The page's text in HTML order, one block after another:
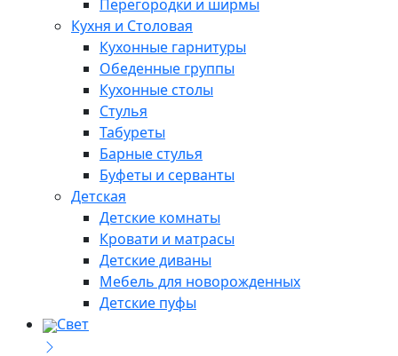
Перегородки и ширмы
Кухня и Столовая
Кухонные гарнитуры
Обеденные группы
Кухонные столы
Стулья
Табуреты
Барные стулья
Буфеты и серванты
Детская
Детские комнаты
Кровати и матрасы
Детские диваны
Мебель для новорожденных
Детские пуфы
Свет